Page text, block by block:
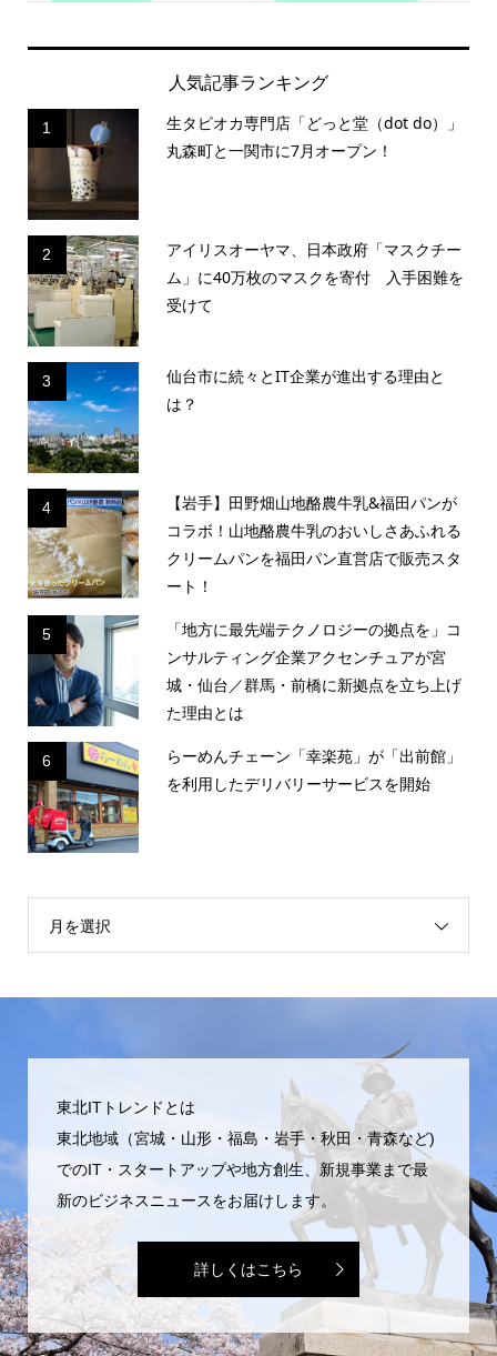
人気記事ランキング
1
生タピオカ専門店「どっと堂（dot do）」
丸森町と一関市に7月オープン！
2
アイリスオーヤマ、日本政府「マスクチー
ム」に40万枚のマスクを寄付 入手困難を
受けて
3
仙台市に続々とIT企業が進出する理由と
は？
4
【岩手】田野畑山地酪農牛乳&福田パンが
コラボ！山地酪農牛乳のおいしさあふれる
クリームパンを福田パン直営店で販売スタ
ート！
5
「地方に最先端テクノロジーの拠点を」コ
ンサルティング企業アクセンチュアが宮
城・仙台／群馬・前橋に新拠点を立ち上げ
た理由とは
6
らーめんチェーン「幸楽苑」が「出前館」
を利用したデリバリーサービスを開始
月を選択
東北ITトレンドとは
東北地域（宮城・山形・福島・岩手・秋田・青森など)
でのIT・スタートアップや地方創生、新規事業まで最
新のビジネスニュースをお届けします。
詳しくはこちら